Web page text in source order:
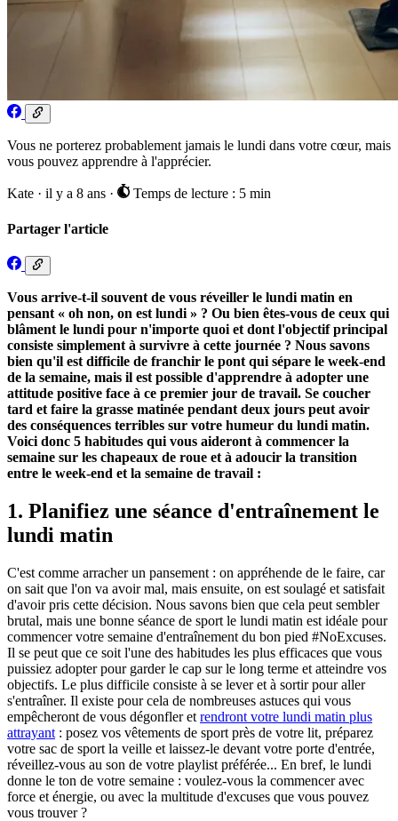
Vous ne porterez probablement jamais le lundi dans votre cœur, mais
vous pouvez apprendre à l'apprécier.
Kate · il y a 8 ans · Temps de lecture : 5 min
Partager l'article
Vous arrive-t-il souvent de vous réveiller le lundi matin en
pensant « oh non, on est lundi » ? Ou bien êtes-vous de ceux qui
blâment le lundi pour n'importe quoi et dont l'objectif principal
consiste simplement à survivre à cette journée ? Nous savons
bien qu'il est difficile de franchir le pont qui sépare le week-end
de la semaine, mais il est possible d'apprendre à adopter une
attitude positive face à ce premier jour de travail. Se coucher
tard et faire la grasse matinée pendant deux jours peut avoir
des conséquences terribles sur votre humeur du lundi matin.
Voici donc 5 habitudes qui vous aideront à commencer la
semaine sur les chapeaux de roue et à adoucir la transition
entre le week-end et la semaine de travail :
1. Planifiez une séance d'entraînement le
lundi matin
C'est comme arracher un pansement : on appréhende de le faire, car
on sait que l'on va avoir mal, mais ensuite, on est soulagé et satisfait
d'avoir pris cette décision. Nous savons bien que cela peut sembler
brutal, mais une bonne séance de sport le lundi matin est idéale pour
commencer votre semaine d'entraînement du bon pied #NoExcuses.
Il se peut que ce soit l'une des habitudes les plus efficaces que vous
puissiez adopter pour garder le cap sur le long terme et atteindre vos
objectifs. Le plus difficile consiste à se lever et à sortir pour aller
s'entraîner. Il existe pour cela de nombreuses astuces qui vous
empêcheront de vous dégonfler et rendront votre lundi matin plus
attrayant : posez vos vêtements de sport près de votre lit, préparez
votre sac de sport la veille et laissez-le devant votre porte d'entrée,
réveillez-vous au son de votre playlist préférée... En bref, le lundi
donne le ton de votre semaine : voulez-vous la commencer avec
force et énergie, ou avec la multitude d'excuses que vous pouvez
vous trouver ?